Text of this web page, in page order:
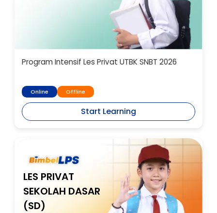
Program Intensif Les Privat UTBK SNBT 2026
Online Offline
Start Learning
LES PRIVAT
SEKOLAH DASAR
(SD)